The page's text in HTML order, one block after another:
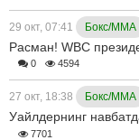
29 окт, 07:41 Бокс/ММА
Расман! WBC
0 4594
27 окт, 18:38 Бокс/ММА
Уайлдернинг
7701